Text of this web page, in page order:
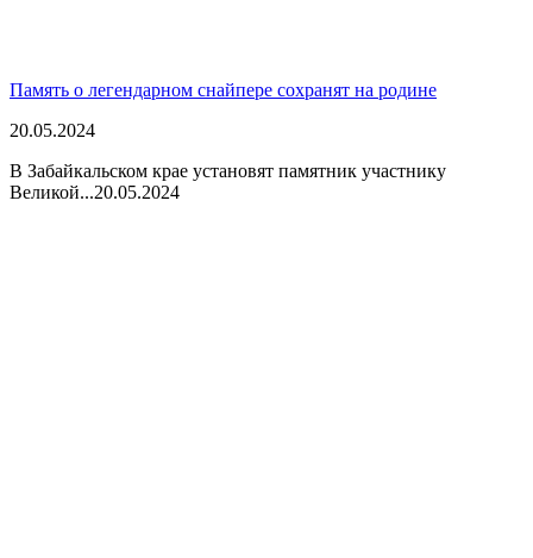
Память о легендарном снайпере сохранят на родине
20.05.2024
В Забайкальском крае установят памятник участнику
Великой...20.05.2024